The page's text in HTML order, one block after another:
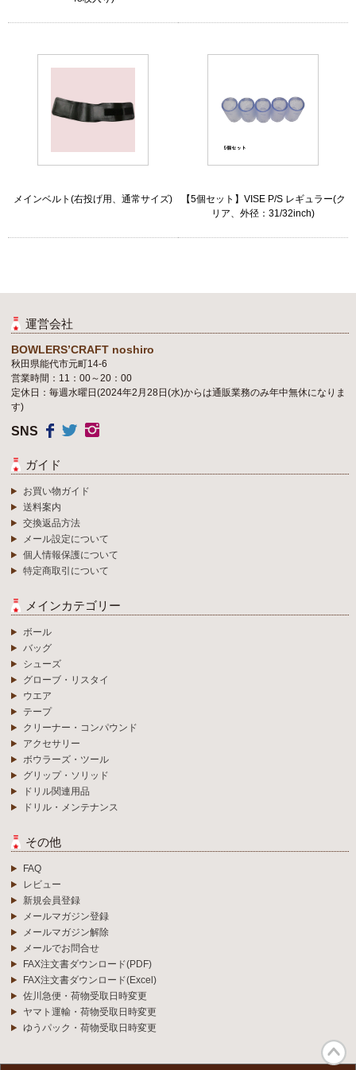
メインベルト(右投げ用、通常サイズ)
【5個セット】VISE P/S レギュラー(ク
リア、外径：31/32inch)
運営会社
BOWLERS’CRAFT noshiro
秋田県能代市元町14-6
営業時間：11：00～20：00
定休日：毎週水曜日(2024年2月28日(水)からは通販業務のみ年中無休になりま
す)
SNS
ガイド
お買い物ガイド
送料案内
交換返品方法
メール設定について
個人情報保護について
特定商取引について
メインカテゴリー
ボール
バッグ
シューズ
グローブ・リスタイ
ウエア
テープ
クリーナー・コンパウンド
アクセサリー
ボウラーズ・ツール
グリップ・ソリッド
ドリル関連用品
ドリル・メンテナンス
その他
FAQ
レビュー
新規会員登録
メールマガジン登録
メールマガジン解除
メールでお問合せ
FAX注文書ダウンロード(PDF)
FAX注文書ダウンロード(Excel)
佐川急便・荷物受取日時変更
ヤマト運輸・荷物受取日時変更
ゆうパック・荷物受取日時変更